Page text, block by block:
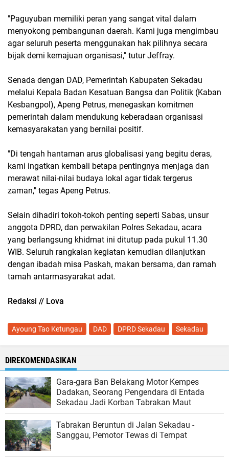
​"Paguyuban memiliki peran yang sangat vital dalam
menyokong pembangunan daerah. Kami juga mengimbau
agar seluruh peserta menggunakan hak pilihnya secara
bijak demi kemajuan organisasi," tutur Jeffray.
​Senada dengan DAD, Pemerintah Kabupaten Sekadau
melalui Kepala Badan Kesatuan Bangsa dan Politik (Kaban
Kesbangpol), Apeng Petrus, menegaskan komitmen
pemerintah dalam mendukung keberadaan organisasi
kemasyarakatan yang bernilai positif.
​"Di tengah hantaman arus globalisasi yang begitu deras,
kami ingatkan kembali betapa pentingnya menjaga dan
merawat nilai-nilai budaya lokal agar tidak tergerus
zaman," tegas Apeng Petrus.
​Selain dihadiri tokoh-tokoh penting seperti Sabas, unsur
anggota DPRD, dan perwakilan Polres Sekadau, acara
yang berlangsung khidmat ini ditutup pada pukul 11.30
WIB. Seluruh rangkaian kegiatan kemudian dilanjutkan
dengan ibadah misa Paskah, makan bersama, dan ramah
tamah antarmasyarakat adat.
Redaksi // Lova
Ayoung Tao Ketungau DAD DPRD Sekadau Sekadau
DIREKOMENDASIKAN
Gara-gara Ban Belakang Motor Kempes
Dadakan, Seorang Pengendara di Entada
Sekadau Jadi Korban Tabrakan Maut
Tabrakan Beruntun di Jalan Sekadau -
Sanggau, Pemotor Tewas di Tempat